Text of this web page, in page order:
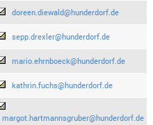
doreen.diewald@hunderdorf.de
sepp.drexler@hunderdorf.de
mario.ehrnboeck@hunderdorf.de
kathrin.fuchs@hunderdorf.de
margot.hartmannsgruber@hunderdorf.de